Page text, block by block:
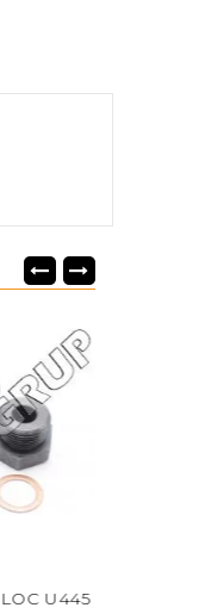
SUPAPA